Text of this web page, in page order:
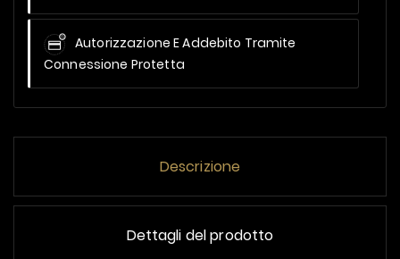
Autorizzazione E Addebito Tramite
Connessione Protetta
Descrizione
Dettagli del prodotto